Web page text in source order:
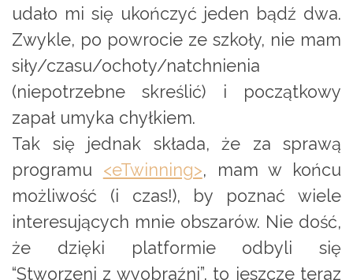
udało mi się ukończyć jeden bądź dwa.
Zwykle, po powrocie ze szkoły, nie mam
siły/czasu/ochoty/natchnienia
(niepotrzebne skreślić) i początkowy
zapał umyka chyłkiem.
Tak się jednak składa, że za sprawą
programu <eTwinning>, mam w końcu
możliwość (i czas!), by poznać wiele
interesujących mnie obszarów. Nie dość,
że dzięki platformie odbyli się
“Stworzeni z wyobraźni”, to jeszcze teraz